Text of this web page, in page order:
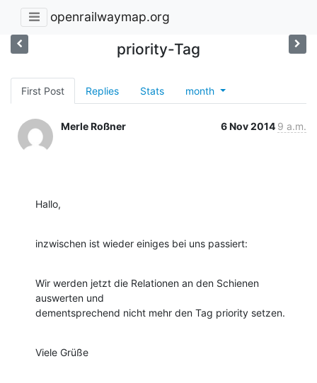
openrailwaymap.org
priority-Tag
First Post Replies Stats month
Merle Roßner 6 Nov 2014 9 a.m.
Hallo,
inzwischen ist wieder einiges bei uns passiert:
Wir werden jetzt die Relationen an den Schienen
auswerten und
dementsprechend nicht mehr den Tag priority setzen.
Viele Grüße